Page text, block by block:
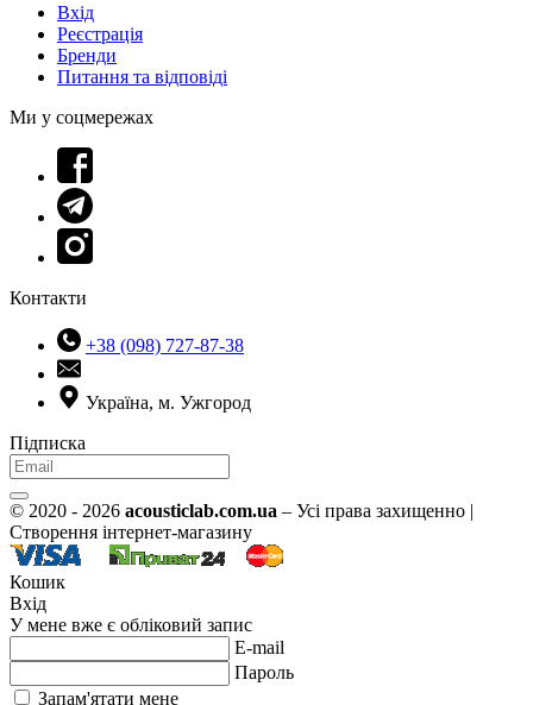
Вхід
Реєстрація
Бренди
Питання та відповіді
Ми у соцмережах
Контакти
+38 (098) 727-87-38
Україна, м. Ужгород
Підписка
© 2020 - 2026 acousticlab.com.ua – Усі права захищенно |
Створення інтернет-магазину
Кошик
Вхід
У мене вже є обліковий запис
E-mail
Пароль
Запам'ятати мене